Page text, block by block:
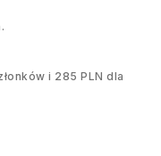
i 285 PLN dla